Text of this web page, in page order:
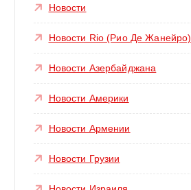
Новости
Новости Rio (Рио Де Жанейро)
Новости Азербайджана
Новости Америки
Новости Армении
Новости Грузии